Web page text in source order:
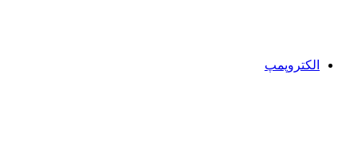
الکتروپمپ